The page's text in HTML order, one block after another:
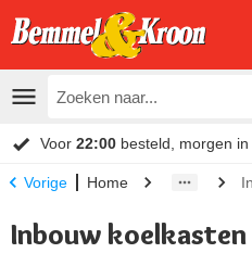
Voor 22:00 besteld, morgen in
Vorige Home
Inbouw